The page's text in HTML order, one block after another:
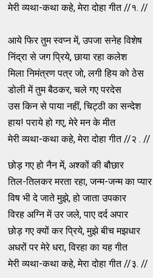
मेरी व्यथा-कथा कहे, मेरा दोहा गीत //१. //
आये फिर तुम स्वप्न में, उपजा सनेह विशेष
निंद्रा से जग प्रिये, छाया रहा कलेश
मिला निमंत्रण पत्र जो, लगी हिय को ठेस
डोली में तुम बैठकर, चले गए परदेस
उस किन से पाया नहीं, चिट्ठी का सन्देश
हाय! पराये हो गए, मेरे मन के मीत
मेरी व्यथा-कथा कहे, मेरा दोहा गीत //२ . //
छोड़ गए हो नैन में, अश्कों की बौछार
तिल-तिलकर मरता रहा, जन्म-जन्म का प्यार
विष भी दे जाते मुझे, हो जाता उपकार
विरह अग्नि में उर जले, पाए दर्द अपार
छोड़ गए क्यों कर प्रिये, मुझे बीच मझधार
अधरों पर मेरे धरा, विरहा का यह गीत
मेरी व्यथा-कथा कहे, मेरा दोहा गीत //३. //